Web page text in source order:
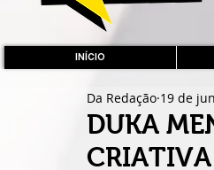
INÍCIO
DUKA
Da Redação 19 de